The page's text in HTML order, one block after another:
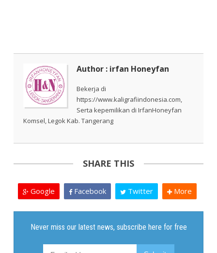
Author : irfan Honeyfan
Bekerja di
https://www.kaligrafiindonesia.com,
Serta kepemilikan di IrfanHoneyfan
Komsel, Legok Kab. Tangerang
SHARE THIS
Google Facebook Twitter More